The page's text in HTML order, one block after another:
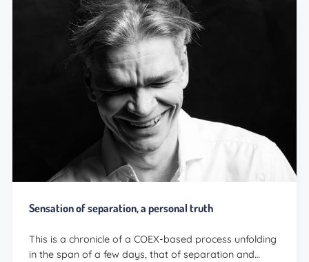
Sensation of separation, a personal truth
This is a chronicle of a COEX-based process unfolding
in the span of a few days, that of separation and…